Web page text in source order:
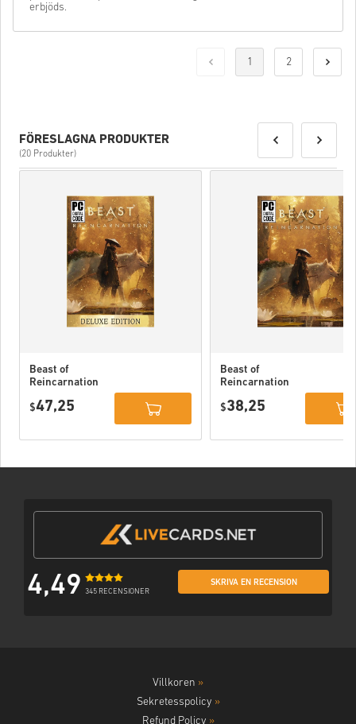
erbjöds.
1 2
FÖRESLAGNA PRODUKTER
(20 Produkter)
Beast of
Reincarnation
PC (STEAM)
$47,25
Beast of
Reincarnation
$38,25
4,49 345 RECENSIONER
SKRIVA EN RECENSION
Villkoren »
Sekretesspolicy »
Refund Policy »